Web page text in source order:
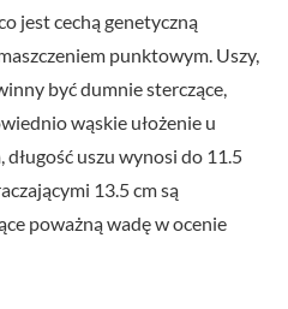
jest cechą genetyczną
punktowym. Uszy,
być dumnie sterczące,
wąskie ułożenie u
długość uszu wynosi do 11.5
13.5 cm są
poważną wadę w ocenie